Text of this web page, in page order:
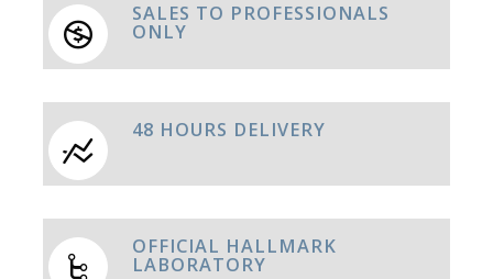
SALES TO PROFESSIONALS
ONLY
48 HOURS DELIVERY
OFFICIAL HALLMARK
LABORATORY